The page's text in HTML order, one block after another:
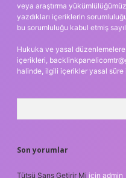
veya araştırma
yazdıkları içeriklerin
bu sorumluluğu kabul etmiş
Hukuka ve yasal
içerikleri,
halinde, ilgili içerikler yasal süre
Son yorumlar
Tütsü Şans Getirir Mi için admin